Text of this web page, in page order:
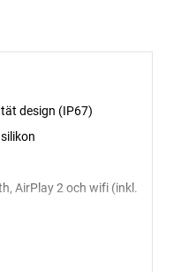
design (IP67)
AirPlay 2 och wifi (inkl.